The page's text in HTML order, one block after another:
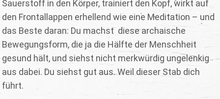
Sauerstoff in den Körper, trainiert den Kopf, wirkt auf
den Frontallappen erhellend wie eine Meditation – und
das Beste daran: Du machst diese archaische
Bewegungsform, die ja die Hälfte der Menschheit
gesund hält, und siehst nicht merkwürdig ungelenkig
aus dabei. Du siehst gut aus. Weil dieser Stab dich
führt.